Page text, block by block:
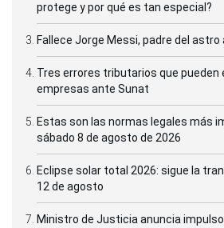
protege y por qué es tan especial?
Fallece Jorge Messi, padre del astro
Tres errores tributarios que pueden
empresas ante Sunat
Estas son las normas legales más
sábado 8 de agosto de 2026
Eclipse solar total 2026: sigue la
12 de agosto
Ministro de Justicia anuncia